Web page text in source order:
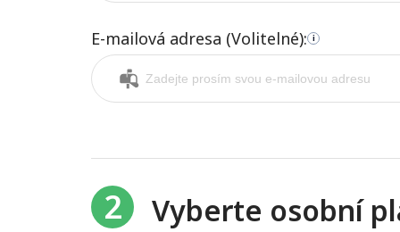
E-mailová adresa (Volitelné): i
2 Vyberte osobní